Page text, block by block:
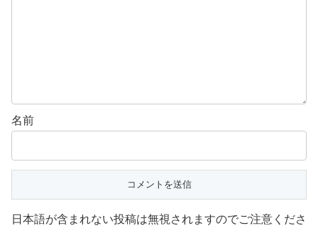
名前
日本語が含まれない投稿は無視されますのでご注意くださ